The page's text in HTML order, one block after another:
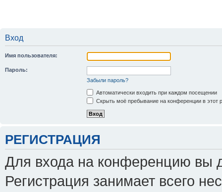
Вход
Имя пользователя:
Пароль:
Забыли пароль?
Автоматически входить при каждом посещении
Скрыть моё пребывание на конференции в этот
РЕГИСТРАЦИЯ
Для входа на конференцию вы
Регистрация занимает всего